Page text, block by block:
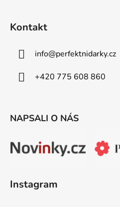
Kontakt
info@perfektnidarky.cz
+420 775 608 860
NAPSALI O NÁS
Instagram